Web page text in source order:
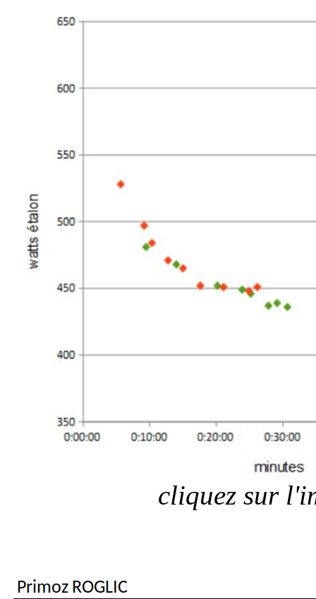
cliquez sur